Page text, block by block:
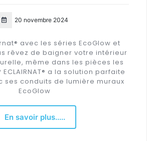
20 novembre 2024
avec les séries EcoGlow et
rêvez de baigner votre intérieur
même dans les pièces les
a la solution parfaite
ses conduits de lumière muraux
EcoGlow
En savoir plus.....